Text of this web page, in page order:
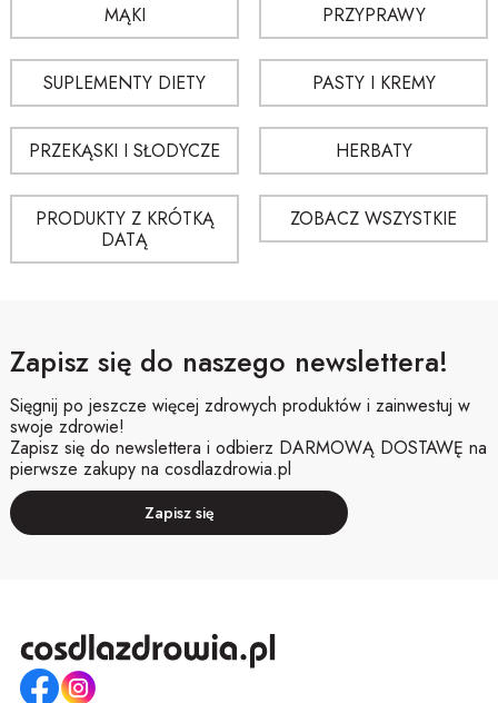
produktu do swoich potrzeb.
Czy sosy nadają się do codziennego stosowania?
W wielu przypadkach tak, ale najlepiej kierować się opisem produktu i
sposobem użycia podanym przez producenta.
MĄKI PRZYPRAWY
SUPLEMENTY DIETY PASTY I KREMY
PRZEKĄSKI I SŁODYCZE HERBATY
PRODUKTY Z KRÓTKĄ
DATĄ
ZOBACZ WSZYSTKIE
Zapisz się do naszego newslettera!
Sięgnij po jeszcze więcej zdrowych produktów i zainwestuj w
swoje zdrowie!
Zapisz się do newslettera i odbierz DARMOWĄ DOSTAWĘ na
pierwsze zakupy na cosdlazdrowia.pl
Zapisz się